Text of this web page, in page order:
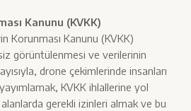
Kanunu (KVKK)
Korunması Kanunu (KVKK)
görüntülenmesi ve verilerinin
drone çekimlerinde insanları
KVKK ihlallerine yol
alanlarda gerekli izinleri almak ve bu